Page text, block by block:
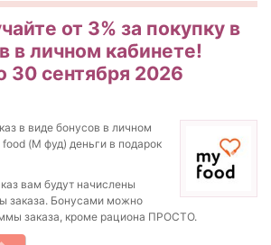
от 3% за покупку в
в личном кабинете!
30 сентября 2026
в виде бонусов в личном
(М фуд) деньги в подарок
вам будут начислены
заказа. Бонусами можно
заказа, кроме рациона ПРОСТО.